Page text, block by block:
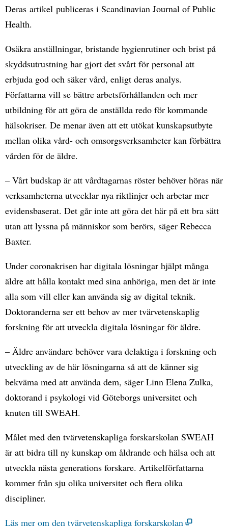
Deras artikel publiceras i Scandinavian Journal of Public
Health.
Osäkra anställningar, bristande hygienrutiner och brist på
skyddsutrustning har gjort det svårt för personal att
erbjuda god och säker vård, enligt deras analys.
Författarna vill se bättre arbetsförhållanden och mer
utbildning för att göra de anställda redo för kommande
hälsokriser. De menar även att ett utökat kunskapsutbyte
mellan olika vård- och omsorgsverksamheter kan förbättra
vården för de äldre.
– Vårt budskap är att vårdtagarnas röster behöver höras när
verksamheterna utvecklar nya riktlinjer och arbetar mer
evidensbaserat. Det går inte att göra det här på ett bra sätt
utan att lyssna på människor som berörs, säger Rebecca
Baxter.
Under coronakrisen har digitala lösningar hjälpt många
äldre att hålla kontakt med sina anhöriga, men det är inte
alla som vill eller kan använda sig av digital teknik.
Doktoranderna ser ett behov av mer tvärvetenskaplig
forskning för att utveckla digitala lösningar för äldre.
– Äldre användare behöver vara delaktiga i forskning och
utveckling av de här lösningarna så att de känner sig
bekväma med att använda dem, säger Linn Elena Zulka,
doktorand i psykologi vid Göteborgs universitet och
knuten till SWEAH.
Målet med den tvärvetenskapliga forskarskolan SWEAH
är att bidra till ny kunskap om åldrande och hälsa och att
utveckla nästa generations forskare. Artikelförfattarna
kommer från sju olika universitet och flera olika
discipliner.
Läs mer om den tvärvetenskapliga forskarskolan